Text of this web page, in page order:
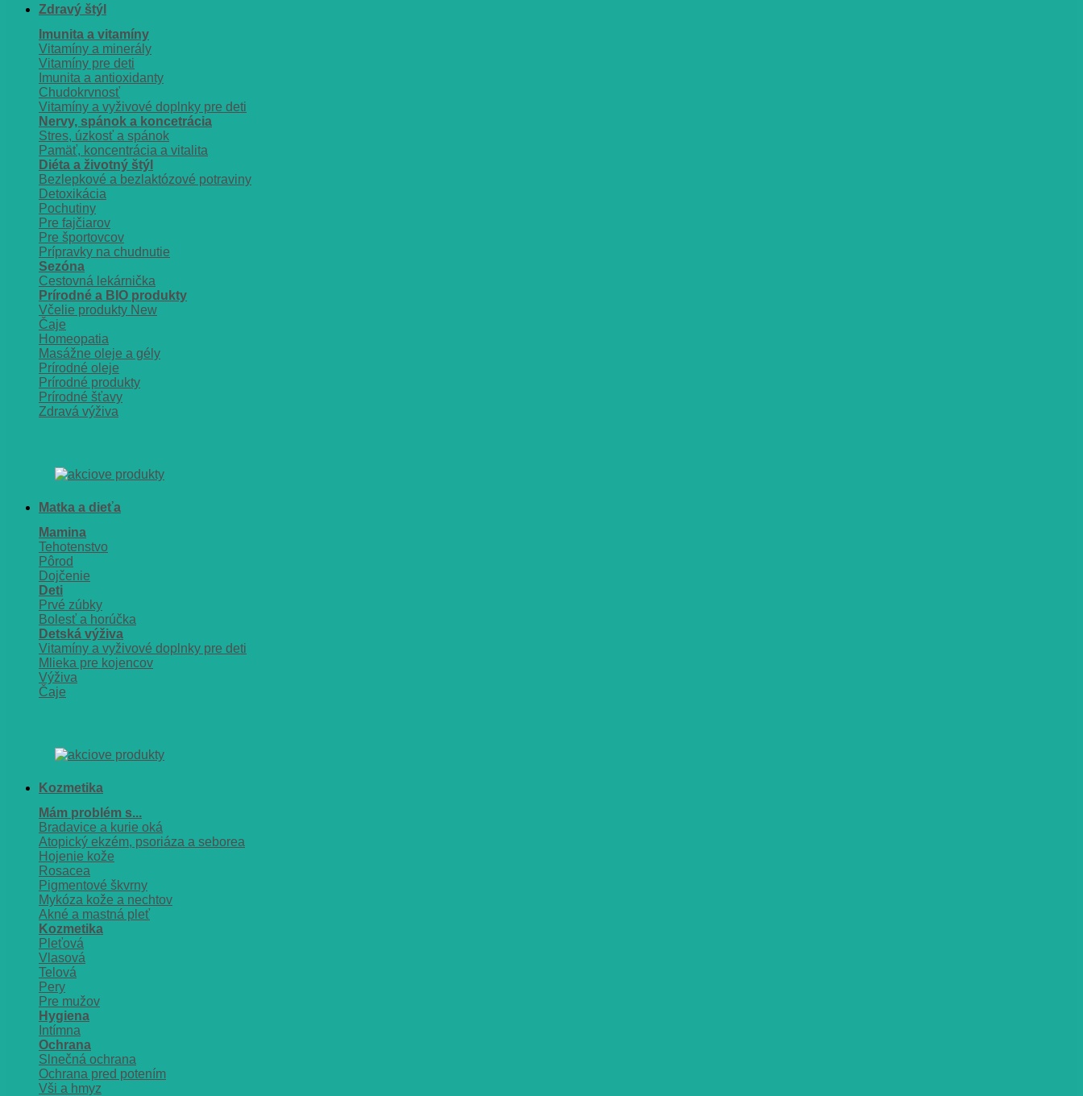
Zdravý štýl
Imunita a vitamíny
Vitamíny a minerály
Vitamíny pre deti
Imunita a antioxidanty
Chudokrvnosť
Vitamíny a vyživové doplnky pre deti
Nervy, spánok a koncetrácia
Stres, úzkosť a spánok
Pamäť, koncentrácia a vitalita
Diéta a životný štýl
Bezlepkové a bezlaktózové potraviny
Detoxikácia
Pochutiny
Pre fajčiarov
Pre športovcov
Prípravky na chudnutie
Sezóna
Cestovná lekárnička
Prírodné a BIO produkty
Včelie produkty
Čaje
Homeopatia
Masážne oleje a gély
Prírodné oleje
Prírodné produkty
Prírodné šťavy
Zdravá výživa
Matka a dieťa
Mamina
Tehotenstvo
Pôrod
Dojčenie
Deti
Prvé zúbky
Bolesť a horúčka
Detská výživa
Vitamíny a vyživové doplnky pre deti
Mlieka pre kojencov
Výživa
Čaje
Kozmetika
Mám problém s...
Bradavice a kurie oká
Atopický ekzém, psoriáza a seborea
Hojenie kože
Rosacea
Pigmentové škvrny
Mykóza kože a nechtov
Akné a mastná pleť
Kozmetika
Pleťová
Vlasová
Telová
Pery
Pre mužov
Hygiena
Intímna
Ochrana
Slnečná ochrana
Ochrana pred potením
Vši a hmyz